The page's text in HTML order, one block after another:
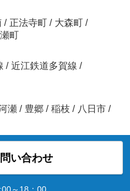
/ 正法寺町 / 大森町 /
町
/ 近江鉄道多賀線 /
瀬 / 豊郷 / 稲枝 / 八日市 /
い合わせ
～18：00